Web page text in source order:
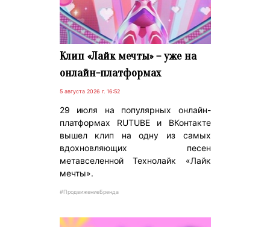
Клип «Лайк мечты» – уже на
онлайн-платформах
5 августа 2026 г. 16:52
29 июля на популярных онлайн-
платформах RUTUBE и ВКонтакте
вышел клип на одну из самых
вдохновляющих песен
метавселенной Технолайк «Лайк
мечты».
#ПродвижениеБренда